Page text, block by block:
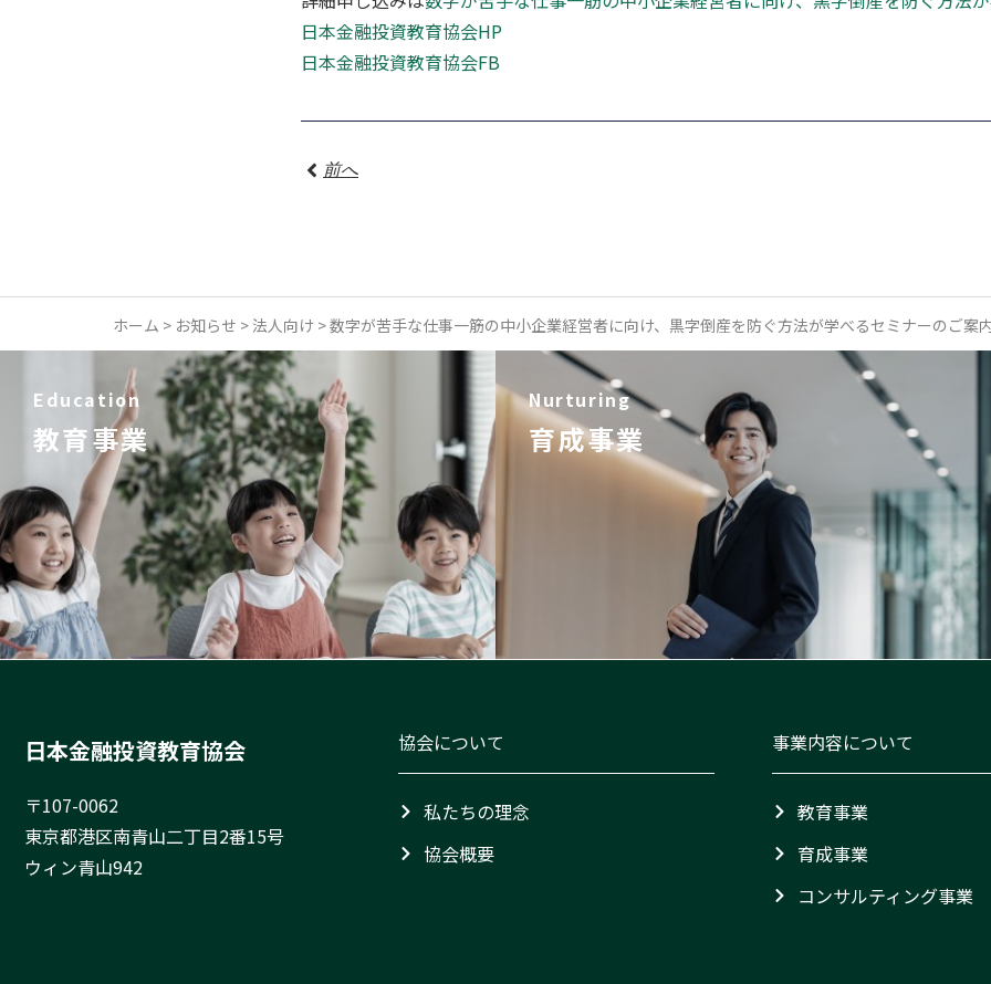
日本金融投資教育協会HP
日本金融投資教育協会FB
前へ
ホーム > お知らせ >法人向け >数字が苦手な仕事一筋の中小企業経営者に向け、黒字倒産を防ぐ方法が学べるセミナーのご案
Education
教育事業
Nurturing
育成事業
日本金融投資教育協会
〒107-0062
東京都港区南青山二丁目2番15号
ウィン青山942
協会について
私たちの理念
協会概要
事業内容について
教育事業
育成事業
コンサルティング事業